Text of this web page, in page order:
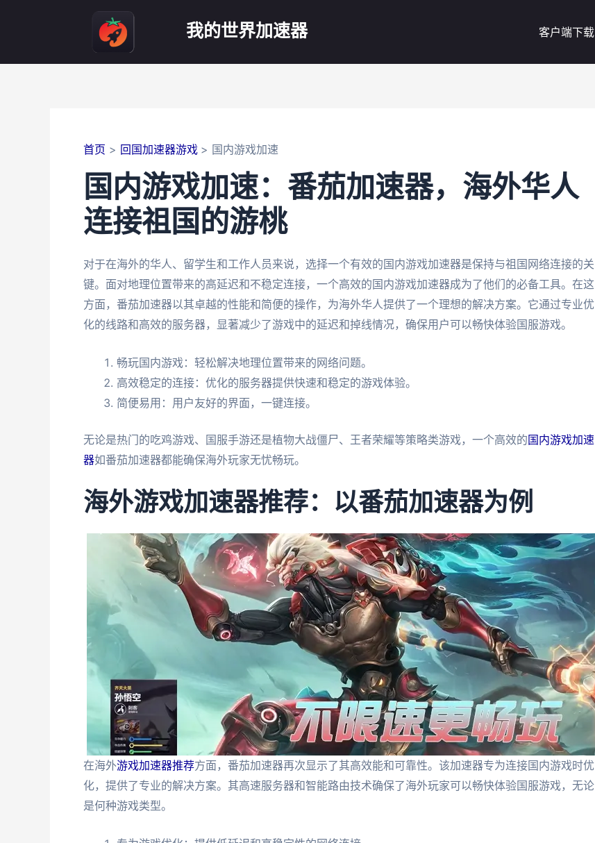
我的世界加速器 客户端下载
首页 回国加速器游戏 国内游戏加速
国内游戏加速：番茄加速器，海外华人
连接祖国的游桃
对于在海外的华人、留学生和工作人员来说，选择一个有效的国内游戏加速器是保持与祖国网络连接的关
键。面对地理位置带来的高延迟和不稳定连接，一个高效的国内游戏加速器成为了他们的必备工具。在这
方面，番茄加速器以其卓越的性能和简便的操作，为海外华人提供了一个理想的解决方案。它通过专业优
化的线路和高效的服务器，显著减少了游戏中的延迟和掉线情况，确保用户可以畅快体验国服游戏。
畅玩国内游戏：轻松解决地理位置带来的网络问题。
高效稳定的连接：优化的服务器提供快速和稳定的游戏体验。
简便易用：用户友好的界面，一键连接。
无论是热门的吃鸡游戏、国服手游还是植物大战僵尸、王者荣耀等策略类游戏，一个高效的国内游戏加速
器如番茄加速器都能确保海外玩家无忧畅玩。
海外游戏加速器推荐：以番茄加速器为例
在海外游戏加速器推荐方面，番茄加速器再次显示了其高效能和可靠性。该加速器专为连接国内游戏时优
化，提供了专业的解决方案。其高速服务器和智能路由技术确保了海外玩家可以畅快体验国服游戏，无论
是何种游戏类型。